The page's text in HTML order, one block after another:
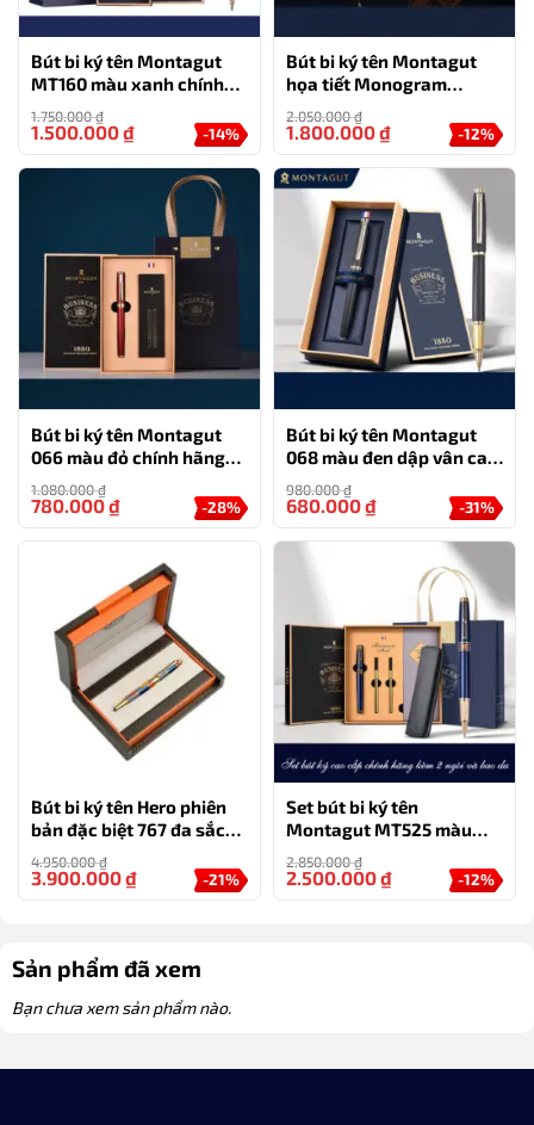
Bút bi ký tên Montagut
MT160 màu xanh chính
hãng làm quà tặng
1.750.000₫
-14%
1.500.000₫
Bút bi ký tên Montagut
họa tiết Monogram
MT810 cao cấp (màu đen)
2.050.000₫
-12%
1.800.000₫
Bút bi ký tên Montagut
066 màu đỏ chính hãng
cao cấp tặng kèm 2 ngòi
thay thế
1.080.000₫
-28%
780.000₫
Bút bi ký tên Montagut
068 màu đen dập vân cao
cấp quà tặng người thân
kèm hộp đựng và túi
980.000₫
-31%
680.000₫
Bút bi ký tên Hero phiên
bản đặc biệt 767 đa sắc
món quà tặng độc đáo
4.950.000₫
-21%
3.900.000₫
Set bút bi ký tên
Montagut MT525 màu
xanh cao cấp kèm 2 ngòi
và bao da
2.850.000₫
-12%
2.500.000₫
Sản phẩm đã xem
Bạn chưa xem sản phẩm nào.